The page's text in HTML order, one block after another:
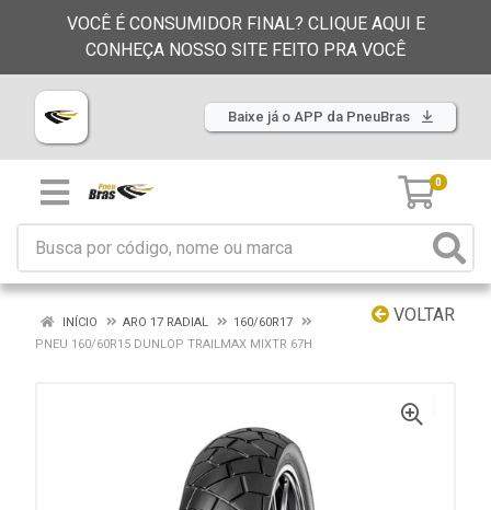
VOCÊ É CONSUMIDOR FINAL? CLIQUE AQUI E
CONHEÇA NOSSO SITE FEITO PRA VOCÊ
Baixe já o APP da PneuBras
0
VOLTAR
INÍCIO ARO 17 RADIAL
160/60R17
PNEU 160/60R15 DUNLOP TRAILMAX MIXTR 67H